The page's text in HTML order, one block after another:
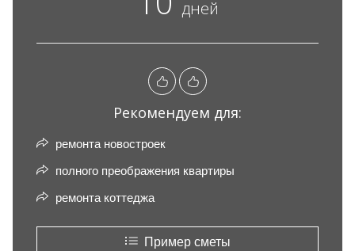
дней
Рекомендуем для:
ремонта новостроек
полного преображения квартиры
ремонта коттеджа
Пример сметы